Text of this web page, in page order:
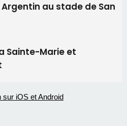
au stade de San
Sainte-Marie et